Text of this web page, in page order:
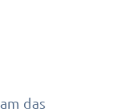
das